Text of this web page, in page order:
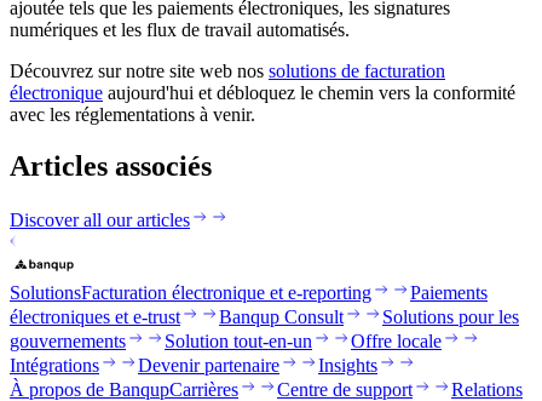
ajoutée tels que les paiements électroniques, les signatures
numériques et les flux de travail automatisés.
Découvrez sur notre site web nos solutions de facturation
électronique aujourd'hui et débloquez le chemin vers la conformité
avec les réglementations à venir.
Articles associés
Discover all our articles
SolutionsFacturation électronique et e-reporting
Paiements
électroniques et e-trust
Banqup Consult
Solutions pour les
gouvernements
Solution tout-en-un
Offre locale
Intégrations
Devenir partenaire
Insights
À propos de BanqupCarrières Centre de support
Relations